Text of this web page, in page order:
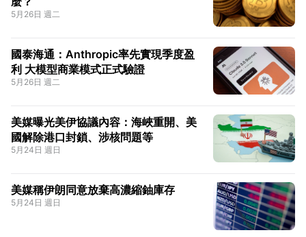
5月26日 週二
國泰海通：Anthropic率先實現季度盈
利 大模型商業模式正式驗證
5月26日 週二
美媒曝光美伊協議內容：海峽重開、美
國解除港口封鎖、涉核問題等
5月24日 週日
美媒稱伊朗同意放棄高濃縮鈾庫存
5月24日 週日